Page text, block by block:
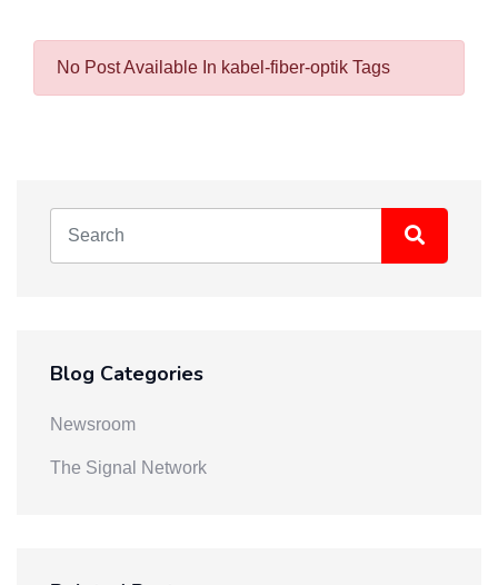
No Post Available In kabel-fiber-optik Tags
Blog Categories
Newsroom
The Signal Network